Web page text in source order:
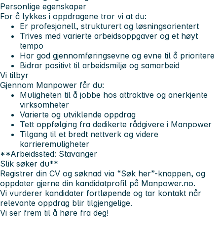
Personlige egenskaper
For å lykkes i oppdragene tror vi at du:
Er profesjonell, strukturert og løsningsorientert
Trives med varierte arbeidsoppgaver og et høyt
tempo
Har god gjennomføringsevne og evne til å prioritere
Bidrar positivt til arbeidsmiljø og samarbeid
Vi tilbyr
Gjennom Manpower får du:
Muligheten til å jobbe hos attraktive og anerkjente
virksomheter
Varierte og utviklende oppdrag
Tett oppfølging fra dedikerte rådgivere i Manpower
Tilgang til et bredt nettverk og videre
karrieremuligheter
**Arbeidssted: Stavanger
Slik søker du**
Registrer din CV og søknad via “Søk her”-knappen, og
oppdater gjerne din kandidatprofil på Manpower.no.
Vi vurderer kandidater fortløpende og tar kontakt når
relevante oppdrag blir tilgjengelige.
Vi ser frem til å høre fra deg!